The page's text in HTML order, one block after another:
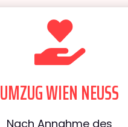
UMZUG WIEN NEUSS
Nach Annahme des